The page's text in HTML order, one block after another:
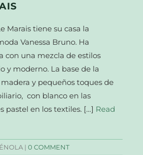
Marais tiene su casa la
Vanessa Bruno. Ha
con una mezcla de estilos
y moderno. La base de la
y pequeños toques de
con blanco en las
pastel en los textiles. […] Read
|0 COMMENT